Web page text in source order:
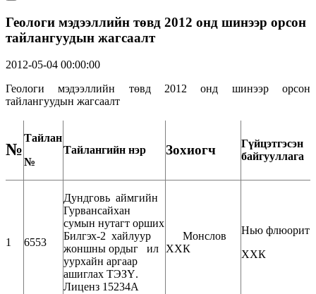
Геологи мэдээллийн төвд 2012 онд шинээр орсон
тайлангуудын жагсаалт
2012-05-04 00:00:00
Геологи мэдээллийн төвд 2012 онд шинээр орсон
тайлангуудын жагсаалт
№
Тайлан
№
Тайлангийн нэр Зохиогч
Гүйцэтгэсэн
байгууллага
1 6553
Дундговь аймгийн
Гурвансайхан
сумын нутагт орших
Билгэх-2 хайлуур
жоншны ордыг ил
уурхайн аргаар
ашиглах ТЭЗҮ.
Лиценз 15234А
Монслов
ХХК
Нью флюорит
ХХК